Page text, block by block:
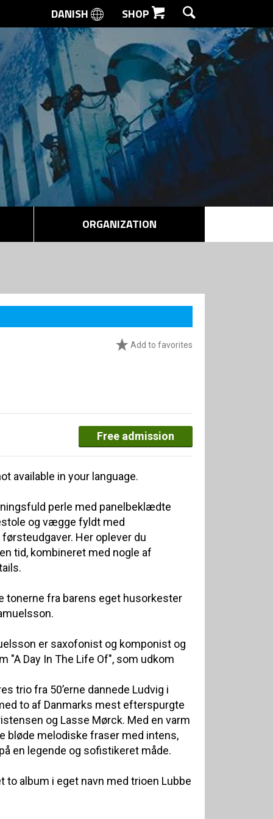
SEARCH
DANISH SHOP
ORGANIZATION
Add to favorites
Free admission
available in your language.
perle med panelbeklædte
og vægge fyldt med
Her oplever du
tid, kombineret med nogle af
tonerne fra barens eget husorkester
er saxofonist og komponist og
"A Day In The Life Of", som udkom
trio fra 50’erne dannede Ludvig i
to af Danmarks mest efterspurgte
og Lasse Mørck. Med en varm
bløde melodiske fraser med intens,
en legende og sofistikeret måde.
to album i eget navn med trioen Lubbe